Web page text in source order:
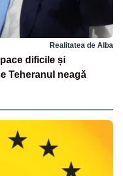
Realitatea de Alba
dificile și
Teheranul neagă